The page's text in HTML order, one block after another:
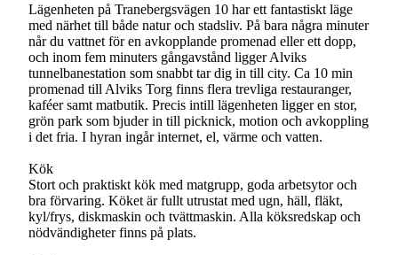
Lägenheten på Tranebergsvägen 10 har ett fantastiskt läge
med närhet till både natur och stadsliv. På bara några minuter
når du vattnet för en avkopplande promenad eller ett dopp,
och inom fem minuters gångavstånd ligger Alviks
tunnelbanestation som snabbt tar dig in till city. Ca 10 min
promenad till Alviks Torg finns flera trevliga restauranger,
kaféer samt matbutik. Precis intill lägenheten ligger en stor,
grön park som bjuder in till picknick, motion och avkoppling
i det fria. I hyran ingår internet, el, värme och vatten.
Kök
Stort och praktiskt kök med matgrupp, goda arbetsytor och
bra förvaring. Köket är fullt utrustat med ugn, häll, fläkt,
kyl/frys, diskmaskin och tvättmaskin. Alla köksredskap och
nödvändigheter finns på plats.